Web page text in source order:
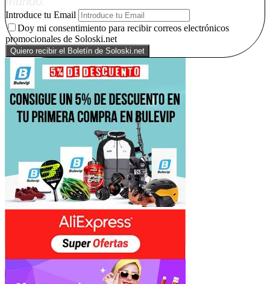
Introduce tu Email
Doy mi consentimiento para recibir correos electrónicos
promocionales de Soloski.net